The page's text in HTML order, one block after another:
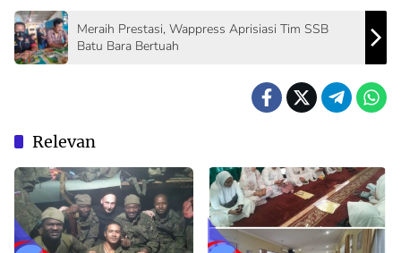
Meraih Prestasi, Wappress Aprisiasi Tim SSB
Batu Bara Bertuah
Relevan